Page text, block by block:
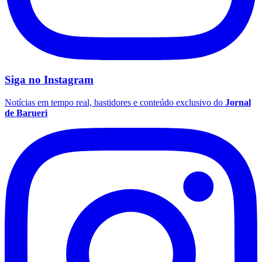
Flamengo
Siga no Instagram
Notícias em tempo real, bastidores e conteúdo exclusivo do Jornal
de Barueri